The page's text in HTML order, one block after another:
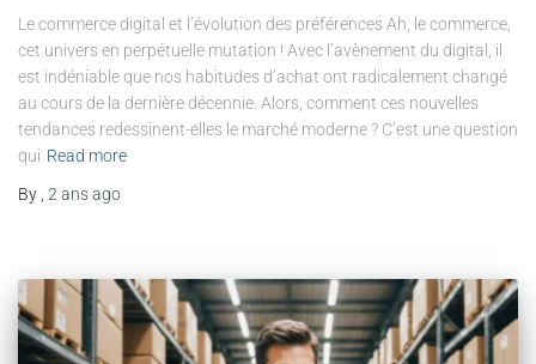
Le commerce digital et l’évolution des préférences Ah, le commerce,
cet univers en perpétuelle mutation ! Avec l’avènement du digital, il
est indéniable que nos habitudes d’achat ont radicalement changé
au cours de la dernière décennie. Alors, comment ces nouvelles
tendances redessinent-elles le marché moderne ? C’est une question
qui Read more
By , 2 ansago